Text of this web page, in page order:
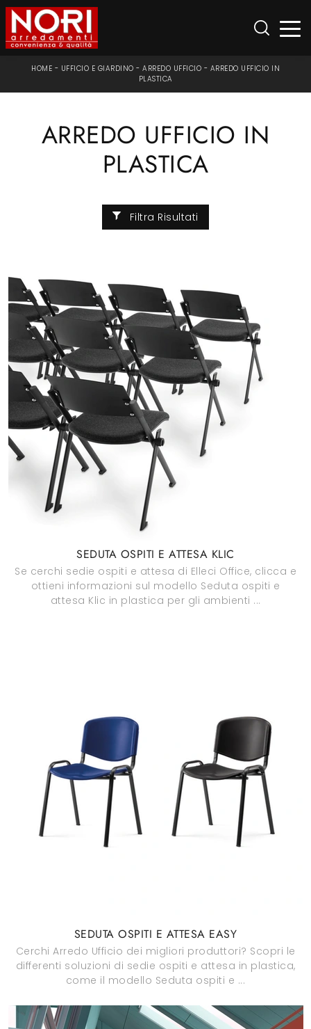
HOME - UFFICIO E GIARDINO - ARREDO UFFICIO - ARREDO UFFICIO IN
PLASTICA
ARREDO UFFICIO IN
PLASTICA
Filtra Risultati
SEDUTA OSPITI E ATTESA KLIC
Se cerchi sedie ospiti e attesa di Elleci Office, clicca e
ottieni informazioni sul modello Seduta ospiti e
attesa Klic in plastica per gli ambienti ...
SEDUTA OSPITI E ATTESA EASY
Cerchi Arredo Ufficio dei migliori produttori? Scopri le
differenti soluzioni di sedie ospiti e attesa in plastica,
come il modello Seduta ospiti e ...